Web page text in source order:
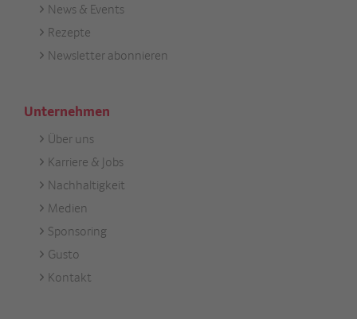
Footer
Aktuell
News & Events
Rezepte
Newsletter abonnieren
Unternehmen
Footer
Unternehmen
Über uns
Karriere & Jobs
Nachhaltigkeit
Medien
Sponsoring
Gusto
Kontakt